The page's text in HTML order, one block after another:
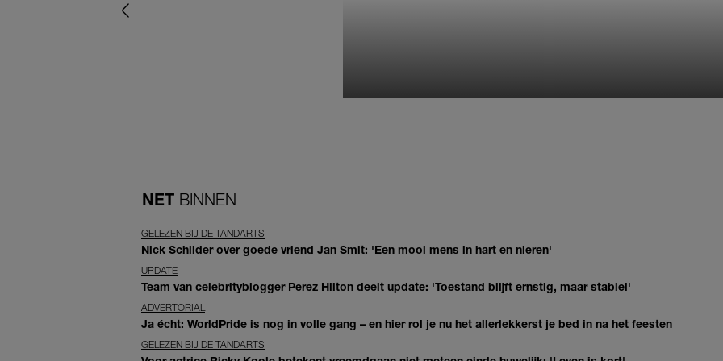
NET BINNEN
GELEZEN BIJ DE TANDARTS
Nick Schilder over goede vriend Jan Smit: 'Een mooi mens in hart en nieren'
UPDATE
Team van celebrityblogger Perez Hilton deelt update: 'Toestand blijft ernstig, maar stabiel'
ADVERTORIAL
Ja écht: WorldPride is nog in volle gang – en hier rol je nu het allerlekkerst je bed in na het feesten
GELEZEN BIJ DE TANDARTS